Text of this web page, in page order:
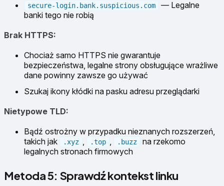
secure-login.bank.suspicious.com
— Legalne
banki tego nie robią
Brak HTTPS:
Chociaż samo HTTPS nie gwarantuje
bezpieczeństwa, legalne strony obsługujące wrażliwe
dane powinny zawsze go używać
Szukaj ikony kłódki na pasku adresu przeglądarki
Nietypowe TLD:
Bądź ostrożny w przypadku nieznanych rozszerzeń,
takich jak
.xyz , .top , .buzz
na rzekomo
legalnych stronach firmowych
Metoda 5: Sprawdź kontekst linku